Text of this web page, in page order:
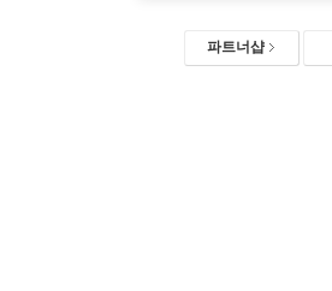
파트너샵